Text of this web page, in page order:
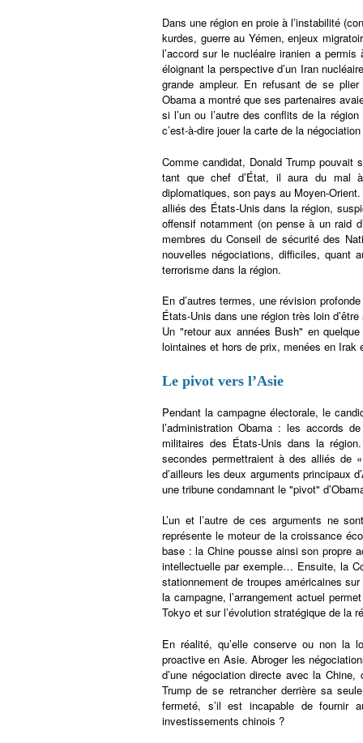
Dans une région en proie à l’instabilité
kurdes, guerre au Yémen, enjeux
l’accord sur le nucléaire iranien a
éloignant la perspective d’un Iran
grande ampleur. En refusant de se plier
Obama a montré que ses partenaires
si l’un ou l’autre des conflits de la région
c’est-à-dire jouer la carte de la
Comme candidat, Donald Trump pouvait
tant que chef d’État, il aura du mal à
diplomatiques, son pays au Moyen-
alliés des États-Unis dans la région,
offensif notamment (on pense à un raid
membres du Conseil de sécurité des
nouvelles négociations, difficiles,
terrorisme dans la région.
En d’autres termes, une révision
États-Unis dans une région très loin
Un "retour aux années Bush" en
lointaines et hors de prix, menées en Irak
Le pivot vers l’Asie
Pendant la campagne électorale, le
l’administration Obama : les accords
militaires des États-Unis dans la
secondes permettraient à des alliés de
d’ailleurs les deux arguments principaux
une tribune condamnant le "pivot"
L’un et l’autre de ces arguments ne
représente le moteur de la croissance
base : la Chine pousse ainsi son propre
intellectuelle par exemple… Ensuite, la
stationnement de troupes américaines
la campagne, l’arrangement actuel
Tokyo et sur l’évolution stratégique de la
En réalité, qu’elle conserve ou non la
proactive en Asie. Abroger les
d’une négociation directe avec la
Trump de se retrancher derrière sa
fermeté, s’il est incapable de fournir
investissements chinois ?